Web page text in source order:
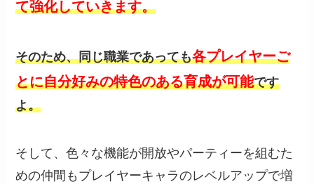
て強化していきます。
そのため、同じ職業であっても各プレイヤーご
とに自分好みの特色のある育成が可能です
よ。
そして、色々な機能が開放やパーティーを組むた
めの仲間もプレイヤーキャラのレベルアップで増